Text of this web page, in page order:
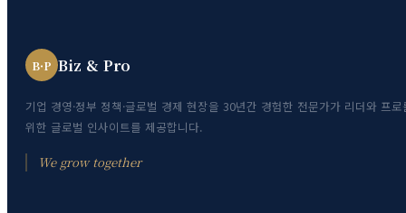
B·P Biz & Pro
기업 경영·정부 정책·글로벌 경제 현장을 30년간 경험한 전문가가 리더와 프로
위한 글로벌 인사이트를 제공합니다.
We grow together